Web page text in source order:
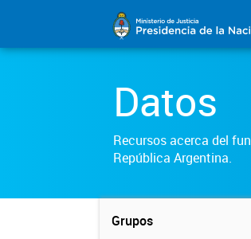
Datos
Recursos acerca del
República Argentina.
Grupos